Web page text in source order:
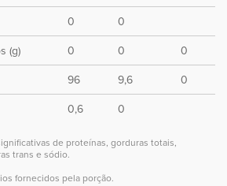
0
0
(g)
0 0
0
96 9,6
0
0,6 0
de proteínas, gorduras totais,
trans e sódio.
fornecidos pela porção.